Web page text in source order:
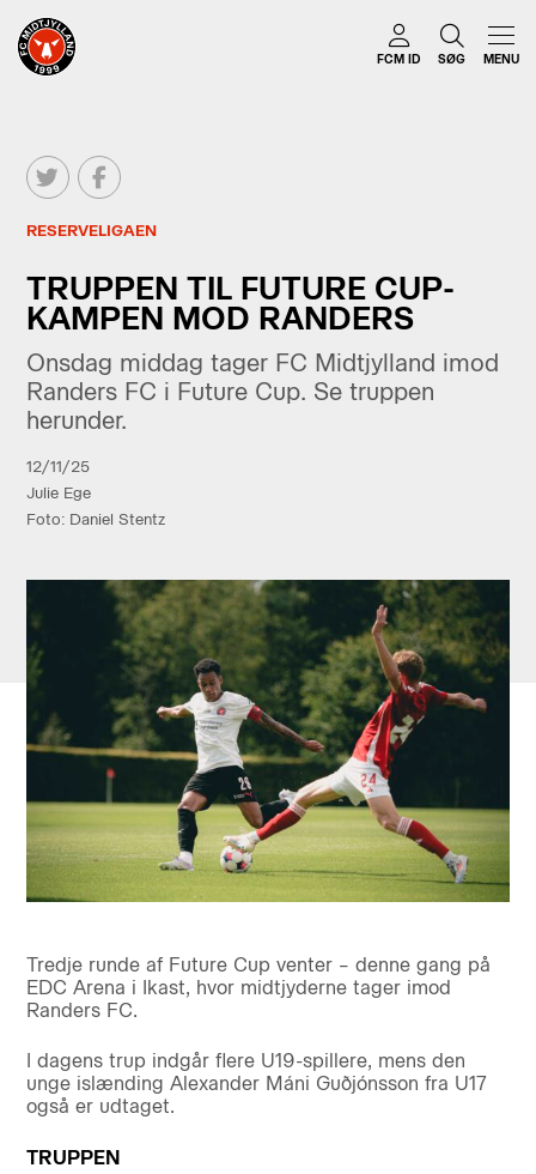
FCM ID SØG MENU
RESERVELIGAEN
TRUPPEN TIL FUTURE CUP-
KAMPEN MOD RANDERS
Onsdag middag tager FC Midtjylland imod
Randers FC i Future Cup. Se truppen
herunder.
12/11/25
Julie Ege
Foto: Daniel Stentz
Tredje runde af Future Cup venter – denne gang på
EDC Arena i Ikast, hvor midtjyderne tager imod
Randers FC.
I dagens trup indgår flere U19-spillere, mens den
unge islænding Alexander Máni Guðjónsson fra U17
også er udtaget.
TRUPPEN